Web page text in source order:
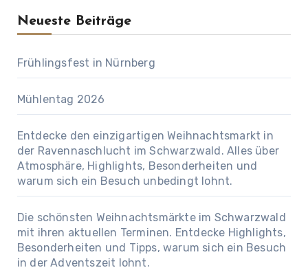
Neueste Beiträge
Frühlingsfest in Nürnberg
Mühlentag 2026
Entdecke den einzigartigen Weihnachtsmarkt in
der Ravennaschlucht im Schwarzwald. Alles über
Atmosphäre, Highlights, Besonderheiten und
warum sich ein Besuch unbedingt lohnt.
Die schönsten Weihnachtsmärkte im Schwarzwald
mit ihren aktuellen Terminen. Entdecke Highlights,
Besonderheiten und Tipps, warum sich ein Besuch
in der Adventszeit lohnt.